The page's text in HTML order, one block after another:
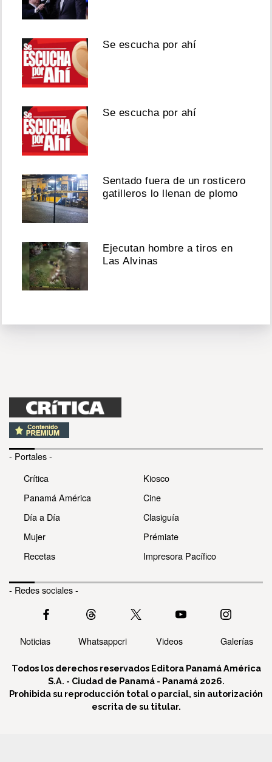
Se escucha por ahí
Se escucha por ahí
Sentado fuera de un rosticero
gatilleros lo llenan de plomo
Ejecutan hombre a tiros en
Las Alvinas
- Portales -
Crítica
Panamá América
Día a Día
Mujer
Recetas
Kiosco
Cine
Clasiguía
Prémiate
Impresora Pacífico
- Redes sociales -
Noticias Whatsappcri Videos Galerías
Todos los derechos reservados Editora Panamá América
S.A. - Ciudad de Panamá - Panamá 2026.
Prohibida su reproducción total o parcial, sin autorización
escrita de su titular.